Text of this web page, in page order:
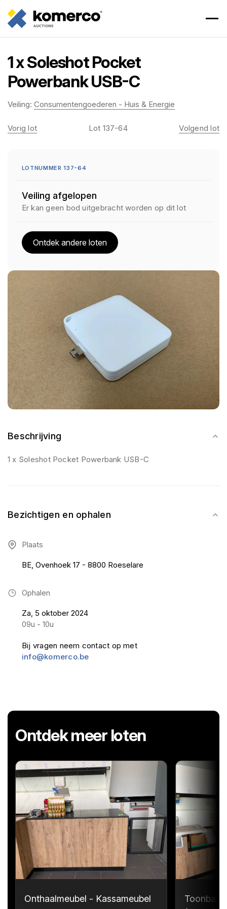
1 x Soleshot Pocket
Powerbank USB-C
Veiling: Consumentengoederen - Huis & Energie
Beschrijving
1 x Soleshot Pocket Powerbank USB-C
Bezichtigen en ophalen
Plaats
BE, Ovenhoek 17 - 8800 Roeselare
Ophalen
Za, 5 oktober 2024
09u - 10u
Bij vragen neem contact op met
info@komerco.be
Vorig lot Lot 137-64 Volgend lot
LOTNUMMER 137-64
Veiling afgelopen
Er kan geen bod uitgebracht worden op dit lot
Ontdek andere loten
Ontdek meer loten
Onthaalmeubel - Kassameubel